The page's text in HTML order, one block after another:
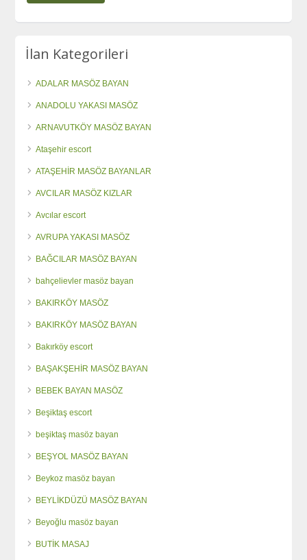
İlan Kategorileri
ADALAR MASÖZ BAYAN
ANADOLU YAKASI MASÖZ
ARNAVUTKÖY MASÖZ BAYAN
Ataşehir escort
ATAŞEHİR MASÖZ BAYANLAR
AVCILAR MASÖZ KIZLAR
Avcılar escort
AVRUPA YAKASI MASÖZ
BAĞCILAR MASÖZ BAYAN
bahçelievler masöz bayan
BAKIRKÖY MASÖZ
BAKIRKÖY MASÖZ BAYAN
Bakırköy escort
BAŞAKŞEHİR MASÖZ BAYAN
BEBEK BAYAN MASÖZ
Beşiktaş escort
beşiktaş masöz bayan
BEŞYOL MASÖZ BAYAN
Beykoz masöz bayan
BEYLİKDÜZÜ MASÖZ BAYAN
Beyoğlu masöz bayan
BUTİK MASAJ